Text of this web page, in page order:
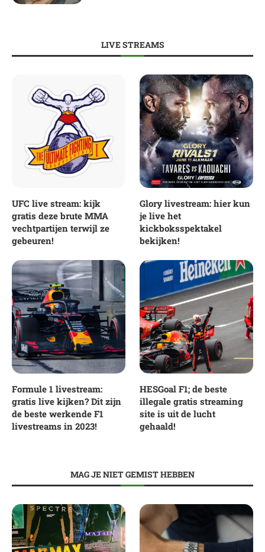
LIVE STREAMS
UFC live stream: kijk
gratis deze brute MMA
vechtpartijen terwijl ze
gebeuren!
Glory livestream: hier kun
je live het
kickboksspektakel
bekijken!
Formule 1 livestream:
gratis live kijken? Dit zijn
de beste werkende F1
livestreams in 2023!
HESGoal F1; de beste
illegale gratis streaming
site is uit de lucht
gehaald!
MAG JE NIET GEMIST HEBBEN